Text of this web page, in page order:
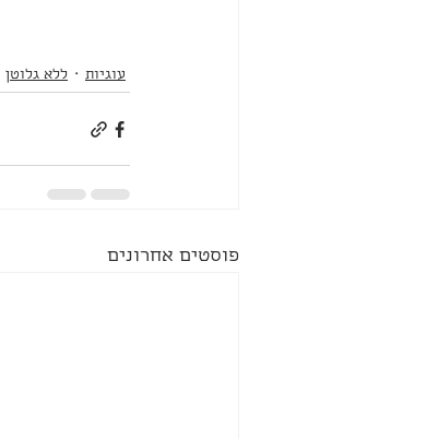
עוגיות ללא גלוטן
פוסטים אחרונים